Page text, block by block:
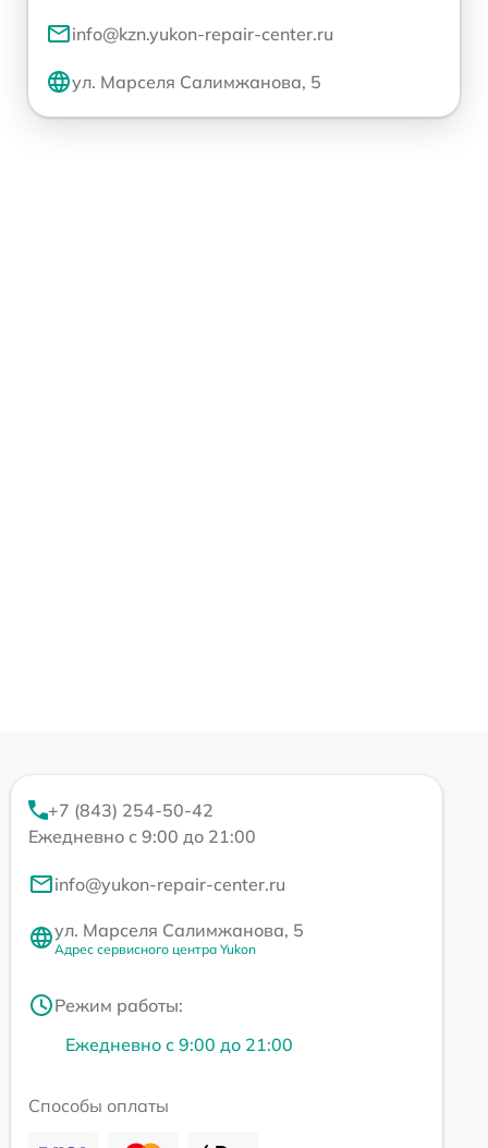
info@kzn.yukon-repair-center.ru
ул. Марселя Салимжанова, 5
+7 (843) 254-50-42
Ежедневно с 9:00 до 21:00
info@yukon-repair-center.ru
ул. Марселя Салимжанова, 5
Адрес сервисного центра Yukon
Режим работы:
Ежедневно с 9:00 до 21:00
Способы оплаты